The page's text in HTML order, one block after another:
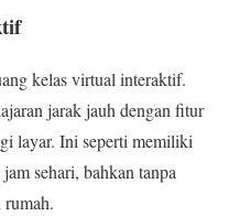
kelas virtual interaktif.
jarak jauh dengan fitur
layar. Ini seperti memiliki
sehari, bahkan tanpa